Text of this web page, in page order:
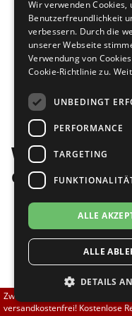
Brautschuhe
Sneaker
Übergrößen 43-44
Flexerinas
Merlet
Nueva Epoca
RayRose
Rummos
Rumpf
TopTanz
Bilder
Werner
cm-Absätze
5.00
Zwischen 70,00 EUR und
versandkostenfrei! Kostenlose
Wir verwenden Cookies,
Benutzerfreundlichkeit
verbessern. Durch die
unserer Webseite
Verwendung von
Cookie-Richtlinie zu.
UNBEDINGT
PERFORMANCE
TARGETING
ALLE
ALLE
DETAILS